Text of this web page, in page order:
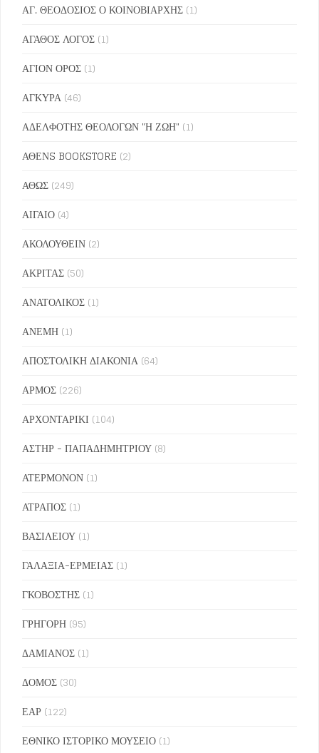
ΑΓ. ΘΕΟΔΟΣΙΟΣ Ο ΚΟΙΝΟΒΙΑΡΧΗΣ (1)
ΑΓΑΘΟΣ ΛΟΓΟΣ (1)
ΑΓΙΟΝ ΟΡΟΣ (1)
ΑΓΚΥΡΑ (46)
ΑΔΕΛΦΟΤΗΣ ΘΕΟΛΟΓΩΝ "Η ΖΩΗ" (1)
ΑΘΕΝS BOOKSTORE (2)
ΑΘΩΣ (249)
ΑΙΓΑΙΟ (4)
ΑΚΟΛΟΥΘΕΙΝ (2)
ΑΚΡΙΤΑΣ (50)
ΑΝΑΤΟΛΙΚΟΣ (1)
ΑΝΕΜΗ (1)
ΑΠΟΣΤΟΛΙΚΗ ΔΙΑΚΟΝΙΑ (64)
ΑΡΜΟΣ (226)
ΑΡΧΟΝΤΑΡΙΚΙ (104)
ΑΣΤΗΡ - ΠΑΠΑΔΗΜΗΤΡΙΟΥ (8)
ΑΤΕΡΜΟΝΟΝ (1)
ΑΤΡΑΠΟΣ (1)
ΒΑΣΙΛΕΙΟΥ (1)
ΓΑΛΑΞΙΑ-ΕΡΜΕΙΑΣ (1)
ΓΚΟΒΟΣΤΗΣ (1)
ΓΡΗΓΟΡΗ (95)
ΔΑΜΙΑΝΟΣ (1)
ΔΟΜΟΣ (30)
ΕΑΡ (122)
ΕΘΝΙΚΟ ΙΣΤΟΡΙΚΟ ΜΟΥΣΕΙΟ (1)